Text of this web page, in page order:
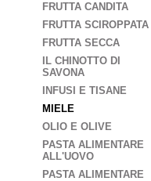
FRUTTA CANDITA
FRUTTA SCIROPPATA
FRUTTA SECCA
IL CHINOTTO DI
SAVONA
INFUSI E TISANE
MIELE
OLIO E OLIVE
PASTA ALIMENTARE
ALL'UOVO
PASTA ALIMENTARE